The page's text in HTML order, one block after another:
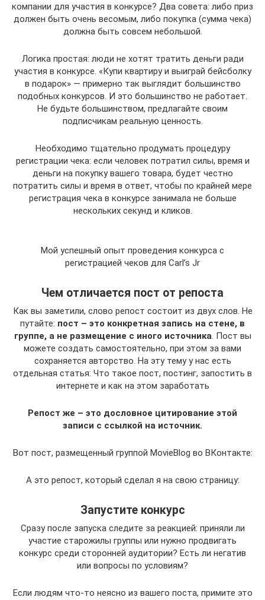
компании для участия в конкурсе? Два совета: либо приз
должен быть очень весомым, либо покупка (сумма чека)
должна быть совсем небольшой.
Логика простая: люди не хотят тратить деньги ради
участия в конкурсе. «Купи квартиру и выиграй бейсболку
в подарок» — примерно так выглядит большинство
подобных конкурсов. И это большинство не работает.
Не будьте большинством, предлагайте своим
подписчикам реальную ценность.
Необходимо тщательно продумать процедуру
регистрации чека: если человек потратил силы, время и
деньги на покупку вашего товара, будет честно
потратить силы и время в ответ, чтобы по крайней мере
регистрация чека в конкурсе занимала не больше
нескольких секунд и кликов.
Мой успешный опыт проведения конкурса с
регистрацией чеков для Carl’s Jr
Чем отличается пост от репоста
Как вы заметили, слово репост состоит из двух слов. Не
путайте: пост – это конкретная запись на стене, в
группе, а не размещение с иного источника. Пост вы
можете создать самостоятельно, при этом за вами
сохраняется авторство. На эту тему у нас есть
отдельная статья: Что такое пост, постинг, запостить в
интернете и как на этом заработать
Репост же – это дословное цитирование этой
записи с ссылкой на источник.
Вот пост, размещенный группой MovieBlog во ВКонтакте:
А это репост, который сделал я на свою страницу:
Запустите конкурс
Сразу после запуска следите за реакцией: приняли ли
участие старожилы группы или нужно продвигать
конкурс среди сторонней аудитории? Есть ли негатив
или вопросы по условиям?
Если людям что-то неясно из вашего поста, примите это